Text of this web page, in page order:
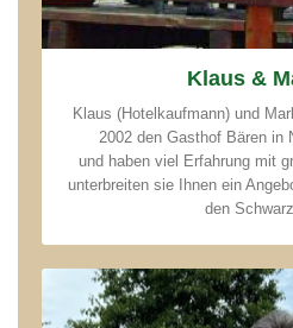
Klaus &
Klaus (Hotelkaufmann) und
2002 den Gasthof Bären in
und haben viel Erfahrung mit
unterbreiten sie Ihnen ein
den